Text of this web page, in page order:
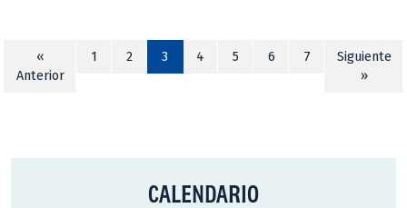
«
Anterior
1 2 3 4 5 6 7
Siguiente
»
CALENDARIO